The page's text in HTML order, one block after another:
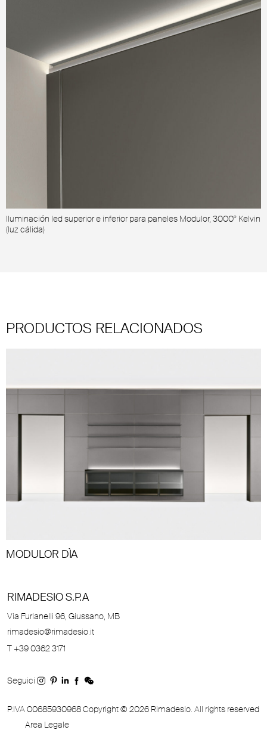
Iluminación led superior e inferior para paneles Modulor, 3000° Kelvin
(luz cálida)
PRODUCTOS RELACIONADOS
MODULOR DÌA
RIMADESIO S.P.A
Via Furlanelli 96, Giussano, MB
rimadesio@rimadesio.it
T +39 0362 3171
Seguici
P.IVA 00685930968 Copyright © 2026 Rimadesio. All rights reserved
Area Legale